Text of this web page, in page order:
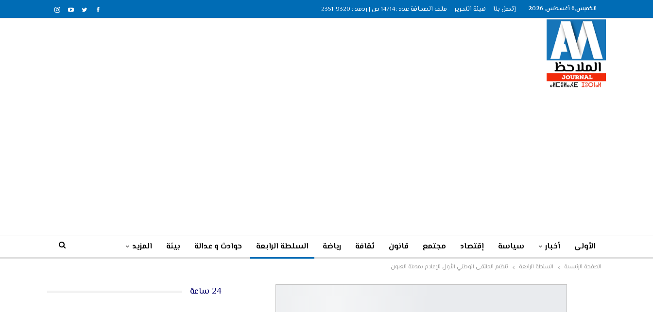
الخميس,6 أغسطس, 2026 إتصل بنا هيئة التحرير ملف الصحافة عدد :14/14 ص | ردمد : 9320-2351
الأولى أخبار سياسة إقتصاد مجتمع قانون ثقافة رياضة السلطة الرابعة حوادث و عدالة بيئة المزيد
الصفحة الرئيسية السلطة الرابعة تنظيم الملتقى الوطني الأول للإعلام بمدينة العيون
24 ساعة